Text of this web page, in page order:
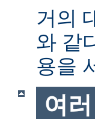
거의
와 같
용을
여